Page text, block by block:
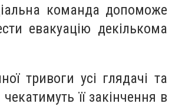
команда допоможе
евакуацію декількома
тривоги усі глядачі та
її закінчення в